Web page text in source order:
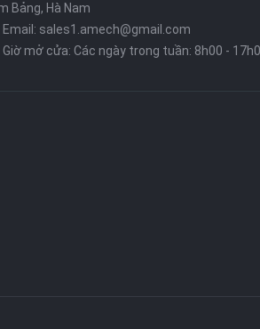
Bảng, Hà Nam
Email: sales1.amech@gmail.com
Giờ mở cửa: Các ngày trong tuần: 8h00 -